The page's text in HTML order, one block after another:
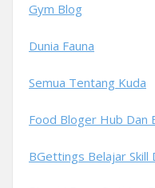
Gym Blog
Dunia Fauna
Semua Tentang Kuda
Food Bloger Hub Dan
BGettings Belajar Skill